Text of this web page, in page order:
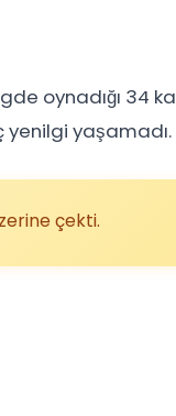
oynadığı 34
yaşamadı.
çekti.